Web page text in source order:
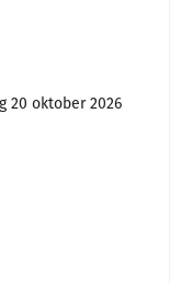
20 oktober 2026